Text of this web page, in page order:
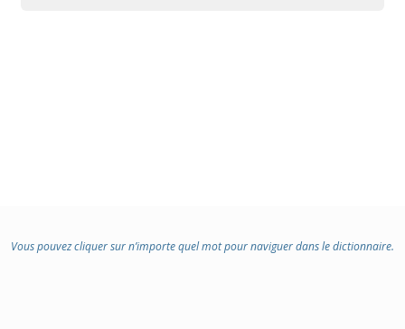
Vous pouvez cliquer sur n’importe quel mot pour naviguer dans le dictionnaire.